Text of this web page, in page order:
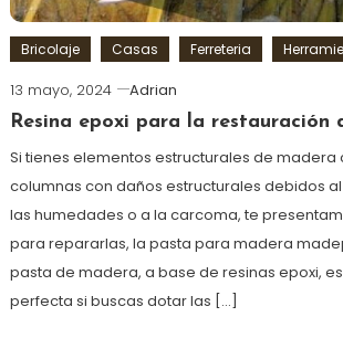
Bricolaje Casas Ferreteria
13 mayo, 2024
Adrian
Resina epoxi para la restauración
Si tienes elementos estructurales de madera
columnas con daños estructurales debidos
las humedades o a la carcoma, te
para repararlas, la pasta para madera
pasta de madera, a base de resinas epoxi,
perfecta si buscas dotar las […]